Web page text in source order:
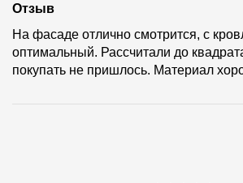
Отзыв
На фасаде отлично смотрится, с
оптимальный. Рассчитали до
покупать не пришлось. Материал